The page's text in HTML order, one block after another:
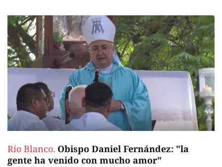
Río Blanco. Obispo Daniel Fernández: "la
gente ha venido con mucho amor"